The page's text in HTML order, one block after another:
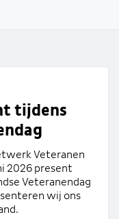
tijdens
Veteranen
2026 present
Veteranendag
wij ons